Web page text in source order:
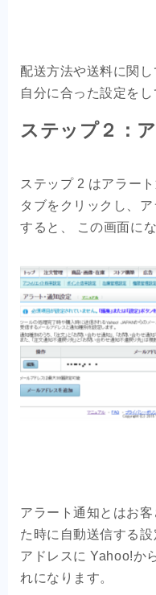
配送方法や送料に関し
ステップ２：
ステップ 2 はアラー
タブをクリックし、
すると、 この画面にな
アラート通知とはお
た時に自動送信する
アドレスに Yahoo!か
れになります。